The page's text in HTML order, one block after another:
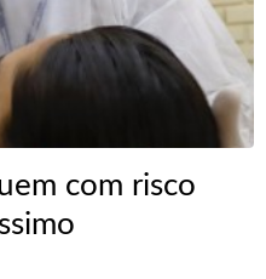
com risco